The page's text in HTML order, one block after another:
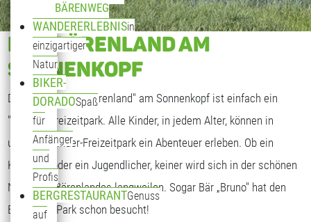
BÄRENWEG
WANDERERLEBNISin
einzigartiger
Natur
BIKER-
DORADOSpaß
für
Anfänger
und
Profis
BERGRESTAURANTGenuss
auf
DAS BÄRENLAND AM
SONNENKOPF
Das "Sagenhafte Bärenland" am Sonnenkopf ist einfach ein
"bäriger" Freizeitpark. Alle Kinder, in jedem Alter, können in
unserem Kinder-Freizeitpark ein Abenteuer erleben. Ob ein
Kleinkind oder ein Jugendlicher, keiner wird sich in der schönen
Natur des Bärenlandes langweilen. Sogar Bär „Bruno" hat den
Bärenland Park schon besucht!